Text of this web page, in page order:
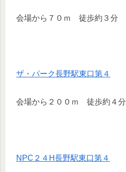
会場から７０ｍ 徒歩約３分
ザ・パーク長野駅東口第４
会場から２００ｍ 徒歩約４分
NPC２４H長野駅東口第４